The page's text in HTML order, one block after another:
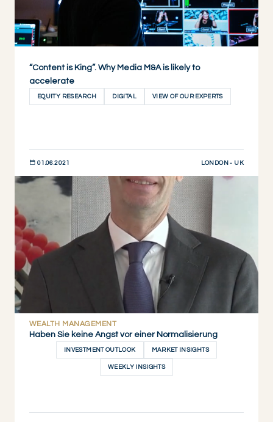
“Content is King”. Why Media M&A is likely to
accelerate
EQUITY RESEARCH DIGITAL VIEW OF OUR EXPERTS
01.06.2021 LONDON - UK
JETZT ENTDECKEN
WEALTH MANAGEMENT
Haben Sie keine Angst vor einer Normalisierung
INVESTMENT OUTLOOK MARKET INSIGHTS
WEEKLY INSIGHTS